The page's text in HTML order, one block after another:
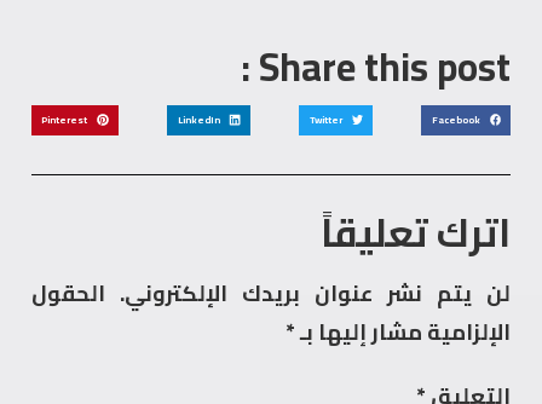
Share this post :
Facebook
Twitter
LinkedIn
Pinterest
اترك تعليقاً
لن يتم نشر عنوان بريدك الإلكتروني. الحقول
الإلزامية مشار إليها بـ *